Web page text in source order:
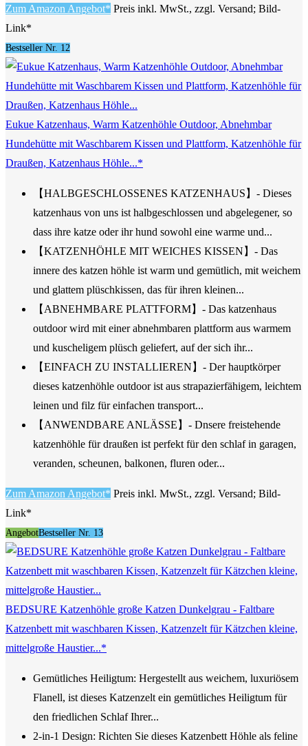
Zum Amazon Angebot* Preis inkl. MwSt., zzgl. Versand; Bild-
Link*
Bestseller Nr. 12
Eukue Katzenhaus, Warm Katzenhöhle Outdoor, Abnehmbar
Hundehütte mit Waschbarem Kissen und Plattform, Katzenhöhle für
Draußen, Katzenhaus Höhle...*
【HALBGESCHLOSSENES KATZENHAUS】- Dieses
katzenhaus von uns ist halbgeschlossen und abgelegener, so
dass ihre katze oder ihr hund sowohl eine warme und...
【KATZENHÖHLE MIT WEICHES KISSEN】- Das
innere des katzen höhle ist warm und gemütlich, mit weichem
und glattem plüschkissen, das für ihren kleinen...
【ABNEHMBARE PLATTFORM】- Das katzenhaus
outdoor wird mit einer abnehmbaren plattform aus warmem
und kuscheligem plüsch geliefert, auf der sich ihr...
【EINFACH ZU INSTALLIEREN】- Der hauptkörper
dieses katzenhöhle outdoor ist aus strapazierfähigem, leichtem
leinen und filz für einfachen transport...
【ANWENDBARE ANLÄSSE】- Dnsere freistehende
katzenhöhle für draußen ist perfekt für den schlaf in garagen,
veranden, scheunen, balkonen, fluren oder...
Zum Amazon Angebot* Preis inkl. MwSt., zzgl. Versand; Bild-
Link*
AngebotBestseller Nr. 13
BEDSURE Katzenhöhle große Katzen Dunkelgrau - Faltbare
Katzenbett mit waschbaren Kissen, Katzenzelt für Kätzchen kleine,
mittelgroße Haustier...*
Gemütliches Heiligtum: Hergestellt aus weichem, luxuriösem
Flanell, ist dieses Katzenzelt ein gemütliches Heiligtum für
den friedlichen Schlaf Ihrer...
2-in-1 Design: Richten Sie dieses Katzenbett Höhle als feline